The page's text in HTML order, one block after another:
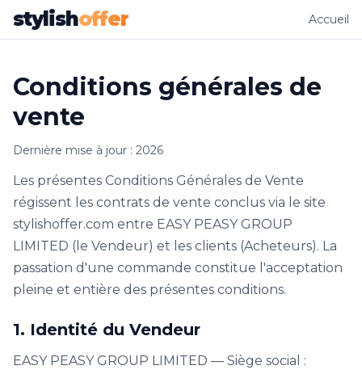
stylishoffer Accueil
Conditions générales de
vente
Dernière mise à jour : 2026
Les présentes Conditions Générales de Vente
régissent les contrats de vente conclus via le site
stylishoffer.com entre EASY PEASY GROUP
LIMITED (le Vendeur) et les clients (Acheteurs). La
passation d'une commande constitue l'acceptation
pleine et entière des présentes conditions.
1. Identité du Vendeur
EASY PEASY GROUP LIMITED — Siège social :